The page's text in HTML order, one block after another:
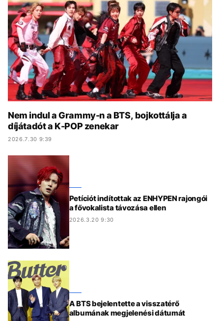
KÖZÉLET UTAZÁS
ÉLETMÓD DESIGN
BESZÉLGETÉSEK ARCOK
VIDEÓ TÖRTÉNETEK
GASZTRO
Nem indul a Grammy-n a BTS, bojkottálja a
díjátadót a K-POP zenekar
2026.7.30 9:39
Petíciót indítottak az ENHYPEN rajongói
a fővokalista távozása ellen
2026.3.20 9:30
A BTS bejelentette a visszatérő
albumának megjelenési dátumát